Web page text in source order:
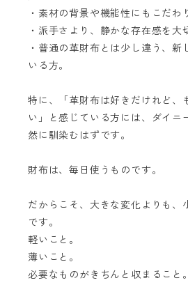
・素材の背景や機能性にもこだわ
・派手さより、静かな存在感を大
・普通の革財布とは少し違う、新
いる方。
特に、「革財布は好きだけれど、
い」と感じている方には、ダイニ
然に馴染むはずです。
財布は、毎日使うものです。
だからこそ、大きな変化よりも、
です。
軽いこと。
薄いこと。
必要なものがきちんと収まること。